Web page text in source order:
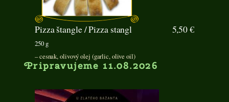
Pizza štangle / Pizza stangl 5,50 €
250 g
– cesnak, olivový olej (garlic, olive oil)
Pripravujeme 11.08.2026